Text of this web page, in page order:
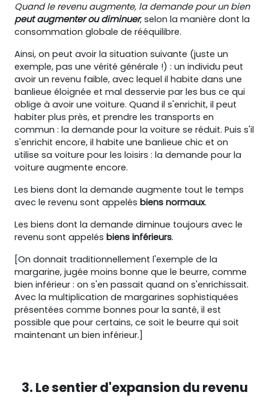
Quand le revenu augmente, la demande pour un bien
peut augmenter ou diminuer, selon la manière dont la
consommation globale de rééquilibre.
Ainsi, on peut avoir la situation suivante (juste un
exemple, pas une vérité générale !) : un individu peut
avoir un revenu faible, avec lequel il habite dans une
banlieue éloignée et mal desservie par les bus ce qui
oblige à avoir une voiture. Quand il s'enrichit, il peut
habiter plus près, et prendre les transports en
commun : la demande pour la voiture se réduit. Puis s'il
s'enrichit encore, il habite une banlieue chic et on
utilise sa voiture pour les loisirs : la demande pour la
voiture augmente encore.
Les biens dont la demande augmente tout le temps
avec le revenu sont appelés biens normaux.
Les biens dont la demande diminue toujours avec le
revenu sont appelés biens inférieurs.
[On donnait traditionnellement l'exemple de la
margarine, jugée moins bonne que le beurre, comme
bien inférieur : on s'en passait quand on s'enrichissait.
Avec la multiplication de margarines sophistiquées
présentées comme bonnes pour la santé, il est
possible que pour certains, ce soit le beurre qui soit
maintenant un bien inférieur.]
3. Le sentier d'expansion du revenu